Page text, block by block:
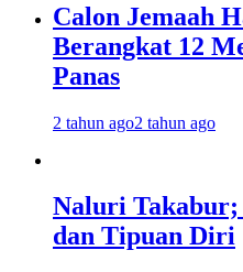
Calon Jemaah
Berangkat 12
Panas
2 tahun ago2 tahun ago
Naluri Takabur;
dan Tipuan Diri